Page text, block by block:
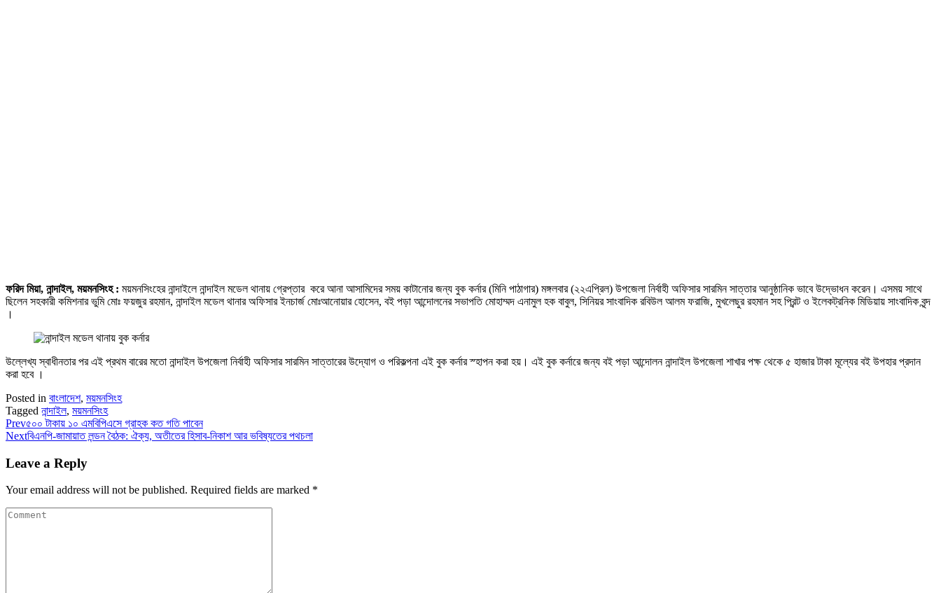
ফরিদ মিয়া, নান্দাইল, ময়মনসিংহ : ময়মনসিংহের নান্দাইলে নান্দাইল মডেল থানায় গ্রেপ্তার করে আনা আসামিদের সময় কাটানোর জন্য বুক কর্নার (মিনি পাঠাগার) মঙ্গলবার (২২এপ্রিল) উপজেলা নির্বাহী অফিসার সারমিন সাত্তার আনুষ্ঠানিক ভাবে উদ্ভোধন করেন। এসময় সাথে
ছিলেন সহকারী কমিশনার ভুমি মোঃ ফয়জুর রহমান, নান্দাইল মডেল থানার অফিসার ইনচার্জ মোঃআনোয়ার হোসেন, বই পড়া আন্দোলনের সভাপতি মোহাম্মদ এনামুল হক বাবুল, সিনিয়র সাংবাদিক রবিউল আলম ফরাজি, মুখলেছুর রহমান সহ প্রিন্ট ও ইলেকট্রনিক মিডিয়ায় সাংবাদিক বৃন্দ
।
উল্লেখ্য স্বাধীনতার পর এই প্রথম বারের মতো নান্দাইল উপজেলা নির্বাহী অফিসার সারমিন সাত্তারের উদ্যোগ ও পরিকল্পনা এই বুক কর্নার স্হাপন করা হয়। এই বুক কর্নারে জন্য বই পড়া আন্দোলন নান্দাইল উপজেলা শাখার পক্ষ থেকে ৫ হাজার টাকা মূল্যের বই উপহার প্রদান
করা হবে ।
Posted in বাংলাদেশ, ময়মনসিংহ
Tagged নান্দাইল, ময়মনসিংহ
Prev৫০০ টাকায় ১০ এমবিপিএসে গ্রাহক কত গতি পাবেন
Nextবিএনপি-জামায়াত লন্ডন বৈঠক: ঐক্য, অতীতের হিসাব-নিকাশ আর ভবিষ্যতের পথচলা
Leave a Reply
Your email address will not be published. Required fields are marked *